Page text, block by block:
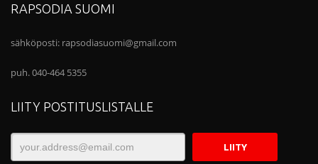
RAPSODIA SUOMI
sähköposti: rapsodiasuomi@gmail.com
puh. 040-464 5355
LIITY POSTITUSLISTALLE